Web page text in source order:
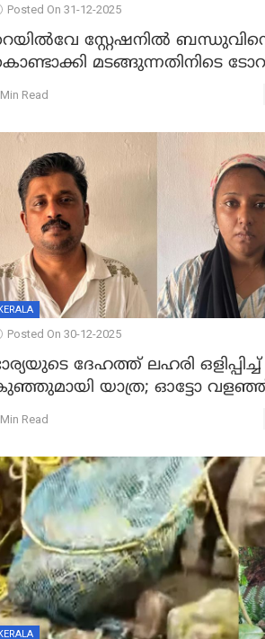
Posted On 31-12-2025
സ്റ്റേഷനിൽ
മടങ്ങുന്നതിനിടെ
സ്കൂട്ടറിൽ ഇടിച്ചു :
Read
KERALA
Posted On 30-12-2025
ദേഹത്ത് ലഹരി ഒളിപ്പിച്ച്
യാത്ര; ഓട്ടോ
പിടികൂടി പൊലീസ്
Read
KERALA